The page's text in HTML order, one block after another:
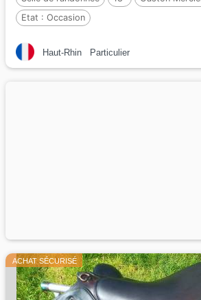
Etat : Occasion
Haut-Rhin Particulier
ACHAT SÉCURISÉ